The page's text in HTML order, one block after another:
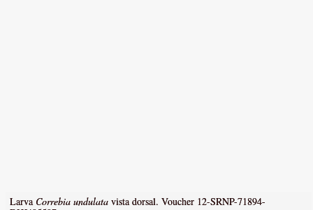
Larva Correbia undulata vista dorsal. Voucher 12-SRNP-71894-